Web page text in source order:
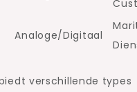
Analoge/Digitaal
verschillende types